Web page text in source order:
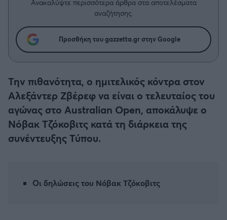
Δημήτρης Τσορμπατζόγλου
Λεβαδειακός
Βόλος
Ατρόμητος Αθηνών
Αστέρας Τρίπολης
Συνεντεύξεις
Μια Ιστορία από την Πόλη
Ανακαλύψτε περισσότερα άρθρα στα αποτελέσματα
αναζήτησης.
Προσθήκη του gazzetta.gr στην Google
Την πιθανότητα, ο ημιτελικός κόντρα στον
Αλεξάντερ Ζβέρεφ να είναι ο τελευταίος του
αγώνας στο Australian Open, αποκάλυψε ο
Νόβακ Τζόκοβιτς κατά τη διάρκεια της
συνέντευξης Τύπου.
Οι δηλώσεις του Νόβακ Τζόκοβιτς